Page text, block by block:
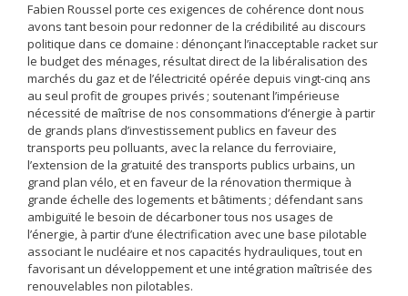
Fabien Roussel porte ces exigences de cohérence dont nous
avons tant besoin pour redonner de la crédibilité au discours
politique dans ce domaine : dénonçant l’inacceptable racket sur
le budget des ménages, résultat direct de la libéralisation des
marchés du gaz et de l’électricité opérée depuis vingt-cinq ans
au seul profit de groupes privés ; soutenant l’impérieuse
nécessité de maîtrise de nos consommations d’énergie à partir
de grands plans d’investissement publics en faveur des
transports peu polluants, avec la relance du ferroviaire,
l’extension de la gratuité des transports publics urbains, un
grand plan vélo, et en faveur de la rénovation thermique à
grande échelle des logements et bâtiments ; défendant sans
ambiguïté le besoin de décarboner tous nos usages de
l’énergie, à partir d’une électrification avec une base pilotable
associant le nucléaire et nos capacités hydrauliques, tout en
favorisant un développement et une intégration maîtrisée des
renouvelables non pilotables.